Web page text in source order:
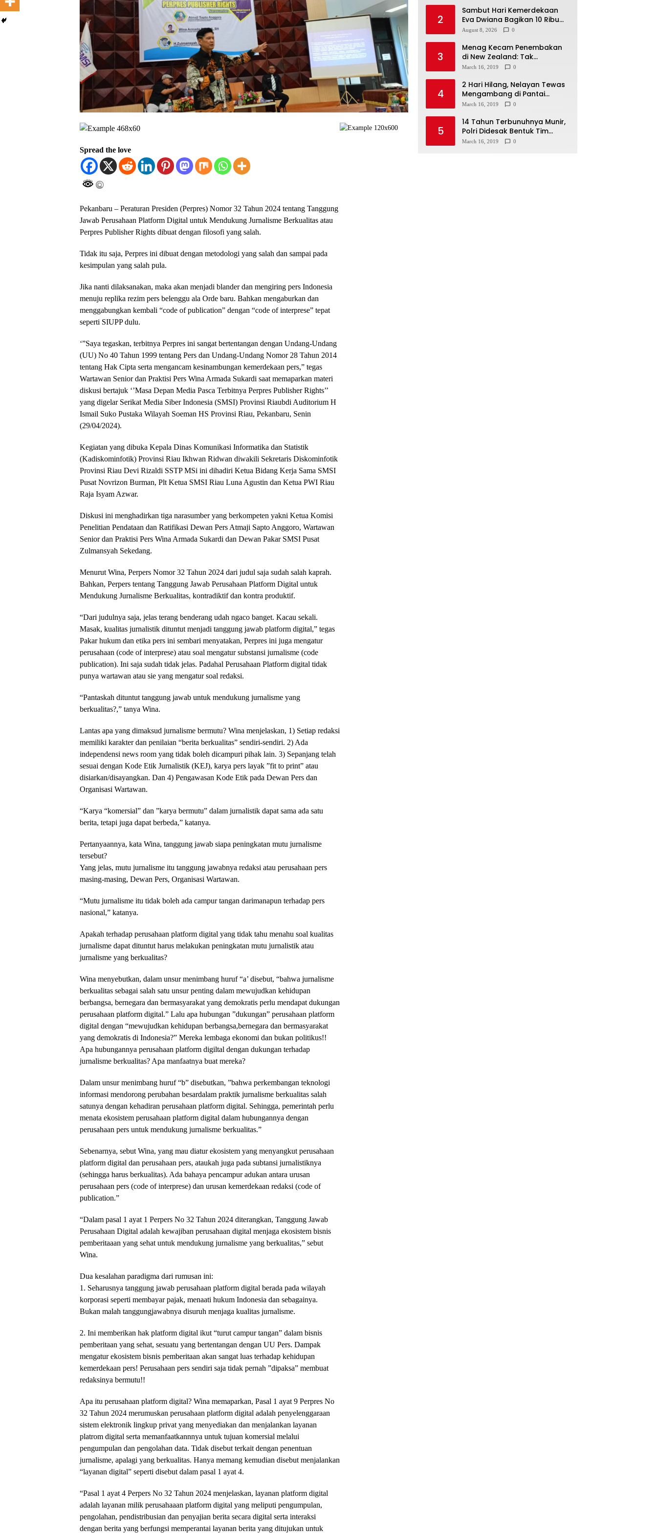
Spread the love
Pekanbaru – Peraturan Presiden (Perpres) Nomor 32 Tahun 2024 tentang Tanggung
Jawab Perusahaan Platform Digital untuk Mendukung Jurnalisme Berkualitas atau
Perpres Publisher Rights dibuat dengan filosofi yang salah.
Tidak itu saja, Perpres ini dibuat dengan metodologi yang salah dan sampai pada
kesimpulan yang salah pula.
Jika nanti dilaksanakan, maka akan menjadi blander dan mengiring pers Indonesia
menuju replika rezim pers belenggu ala Orde baru. Bahkan mengaburkan dan
menggabungkan kembali “code of publication” dengan “code of interprese” tepat
seperti SIUPP dulu.
‘”Saya tegaskan, terbitnya Perpres ini sangat bertentangan dengan Undang-Undang
(UU) No 40 Tahun 1999 tentang Pers dan Undang-Undang Nomor 28 Tahun 2014
tentang Hak Cipta serta mengancam kesinambungan kemerdekaan pers,” tegas
Wartawan Senior dan Praktisi Pers Wina Armada Sukardi saat memaparkan materi
diskusi bertajuk ‘’Masa Depan Media Pasca Terbitnya Perpres Publisher Rights’’
yang digelar Serikat Media Siber Indonesia (SMSI) Provinsi Riaubdi Auditorium H
Ismail Suko Pustaka Wilayah Soeman HS Provinsi Riau, Pekanbaru, Senin
(29/04/2024).
Kegiatan yang dibuka Kepala Dinas Komunikasi Informatika dan Statistik
(Kadiskominfotik) Provinsi Riau Ikhwan Ridwan diwakili Sekretaris Diskominfotik
Provinsi Riau Devi Rizaldi SSTP MSi ini dihadiri Ketua Bidang Kerja Sama SMSI
Pusat Novrizon Burman, Plt Ketua SMSI Riau Luna Agustin dan Ketua PWI Riau
Raja Isyam Azwar.
Diskusi ini menghadirkan tiga narasumber yang berkompeten yakni Ketua Komisi
Penelitian Pendataan dan Ratifikasi Dewan Pers Atmaji Sapto Anggoro, Wartawan
Senior dan Praktisi Pers Wina Armada Sukardi dan Dewan Pakar SMSI Pusat
Zulmansyah Sekedang.
Menurut Wina, Perpers Nomor 32 Tahun 2024 dari judul saja sudah salah kaprah.
Bahkan, Perpers tentang Tanggung Jawab Perusahaan Platform Digital untuk
Mendukung Jurnalisme Berkualitas, kontradiktif dan kontra produktif.
“Dari judulnya saja, jelas terang benderang udah ngaco banget. Kacau sekali.
Masak, kualitas jurnalistik dituntut menjadi tanggung jawab platform digital,” tegas
Pakar hukum dan etika pers ini sembari menyatakan, Perpres ini juga mengatur
perusahaan (code of interprese) atau soal mengatur substansi jurnalisme (code
publication). Ini saja sudah tidak jelas. Padahal Perusahaan Platform digital tidak
punya wartawan atau sie yang mengatur soal redaksi.
“Pantaskah dituntut tanggung jawab untuk mendukung jurnalisme yang
berkualitas?,” tanya Wina.
Lantas apa yang dimaksud jurnalisme bermutu? Wina menjelaskan, 1) Setiap redaksi
memiliki karakter dan penilaian “berita berkualitas” sendiri-sendiri. 2) Ada
independensi news room yang tidak boleh dicampuri pihak lain. 3) Sepanjang telah
sesuai dengan Kode Etik Jurnalistik (KEJ), karya pers layak ”fit to print” atau
disiarkan/disayangkan. Dan 4) Pengawasan Kode Etik pada Dewan Pers dan
Organisasi Wartawan.
“Karya “komersial” dan ”karya bermutu” dalam jurnalistik dapat sama ada satu
berita, tetapi juga dapat berbeda,” katanya.
Pertanyaannya, kata Wina, tanggung jawab siapa peningkatan mutu jurnalisme
tersebut?
Yang jelas, mutu jurnalisme itu tanggung jawabnya redaksi atau perusahaan pers
masing-masing, Dewan Pers, Organisasi Wartawan.
“Mutu jurnalisme itu tidak boleh ada campur tangan darimanapun terhadap pers
nasional,” katanya.
Apakah terhadap perusahaan platform digital yang tidak tahu menahu soal kualitas
jurnalisme dapat dituntut harus melakukan peningkatan mutu jurnalistik atau
jurnalisme yang berkualitas?
Wina menyebutkan, dalam unsur menimbang huruf “a’ disebut, “bahwa jurnalisme
berkualitas sebagai salah satu unsur penting dalam mewujudkan kehidupan
berbangsa, bernegara dan bermasyarakat yang demokratis perlu mendapat dukungan
perusahaan platform digital.” Lalu apa hubungan ”dukungan” perusahaan platform
digital dengan “mewujudkan kehidupan berbangsa,bernegara dan bermasyarakat
yang demokratis di Indonesia?” Mereka lembaga ekonomi dan bukan politikus!!
Apa hubungannya perusahaan platform digiltal dengan dukungan terhadap
jurnalisme berkualitas? Apa manfaatnya buat mereka?
Dalam unsur menimbang huruf “b” disebutkan, ”bahwa perkembangan teknologi
informasi mendorong perubahan besardalam praktik jurnalisme berkualitas salah
satunya dengan kehadiran perusahaan platform digital. Sehingga, pemerintah perlu
menata ekosistem perusahaan platform digital dalam hubungannya dengan
perusahaan pers untuk mendukung jurnalisme berkualitas.”
Sebenarnya, sebut Wina, yang mau diatur ekosistem yang menyangkut perusahaan
platform digital dan perusahaan pers, ataukah juga pada subtansi jurnalistiknya
(sehingga harus berkualitas). Ada bahaya pencampur adukan antara urusan
perusahaan pers (code of interprese) dan urusan kemerdekaan redaksi (code of
publication.”
“Dalam pasal 1 ayat 1 Perpers No 32 Tahun 2024 diterangkan, Tanggung Jawab
Perusahaan Digital adalah kewajiban perusahaan digital menjaga ekosistem bisnis
pemberitaaan yang sehat untuk mendukung jurnalisme yang berkualitas,” sebut
Wina.
Dua kesalahan paradigma dari rumusan ini:
1. Seharusnya tanggung jawab perusahaan platform digital berada pada wilayah
korporasi seperti membayar pajak, menaati hukum Indonesia dan sebagainya.
Bukan malah tanggungjawabnya disuruh menjaga kualitas jurnalisme.
2. Ini memberikan hak platform digital ikut “turut campur tangan” dalam bisnis
pemberitaan yang sehat, sesuatu yang bertentangan dengan UU Pers. Dampak
mengatur ekosistem bisnis pemberitaan akan sangat luas terhadap kehidupan
kemerdekaan pers! Perusahaan pers sendiri saja tidak pernah ”dipaksa” membuat
redaksinya bermutu!!
Apa itu perusahaan platform digital? Wina memaparkan, Pasal 1 ayat 9 Perpres No
32 Tahun 2024 merumuskan perusahaan platform digital adalah penyelenggaraan
sistem elektronik lingkup privat yang menyediakan dan menjalankan layanan
platrom digital serta memanfaatkannnya untuk tujuan komersial melalui
pengumpulan dan pengolahan data. Tidak disebut terkait dengan penentuan
jurnalisme, apalagi yang berkualitas. Hanya memang kemudian disebut menjalankan
“layanan digital” seperti disebut dalam pasal 1 ayat 4.
“Pasal 1 ayat 4 Perpers No 32 Tahun 2024 menjelaskan, layanan platform digital
adalah layanan milik perusahaaan platform digital yang meliputi pengumpulan,
pengolahan, pendistribusian dan penyajian berita secara digital serta interaksi
dengan berita yang berfungsi memperantai layanan berita yang ditujukan untuk
2
Sambut Hari Kemerdekaan
Eva Dwiana Bagikan 10 Ribu
Bendera Merah Putih ke
August 8, 2026 0
3
Menag Kecam Penembakan
di New Zealand: Tak
Berperikemanusiaan!
March 16, 2019 0
4
2 Hari Hilang, Nelayan Tewas
Mengambang di Pantai
Cipalawah Garut
March 16, 2019 0
5
14 Tahun Terbunuhnya Munir,
Polri Didesak Bentuk Tim
Khusus
March 16, 2019 0